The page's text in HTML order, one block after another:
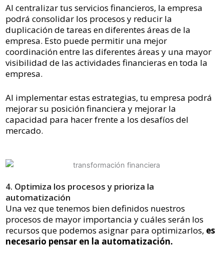
Al centralizar tus servicios financieros, la empresa
podrá consolidar los procesos y reducir la
duplicación de tareas en diferentes áreas de la
empresa. Esto puede permitir una mejor
coordinación entre las diferentes áreas y una mayor
visibilidad de las actividades financieras en toda la
empresa.
Al implementar estas estrategias, tu empresa podrá
mejorar su posición financiera y mejorar la
capacidad para hacer frente a los desafíos del
mercado.
4. Optimiza los procesos y prioriza la
automatización
Una vez que tenemos bien definidos nuestros
procesos de mayor importancia y cuáles serán los
recursos que podemos asignar para optimizarlos, es
necesario pensar en la automatización.